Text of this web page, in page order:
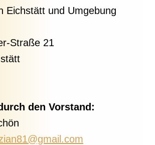
Eichstätt und Umgebung
Straße 21
den Vorstand: